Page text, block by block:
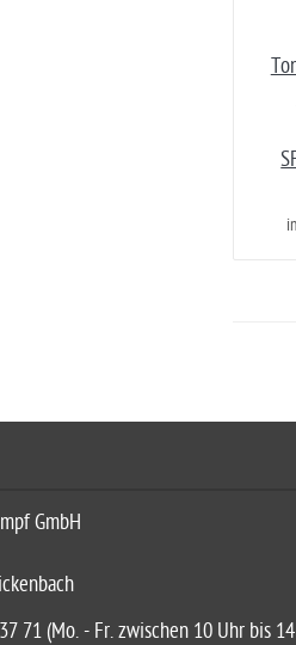
GmbH
71 (Mo. - Fr. zwischen 10 Uhr bis 14